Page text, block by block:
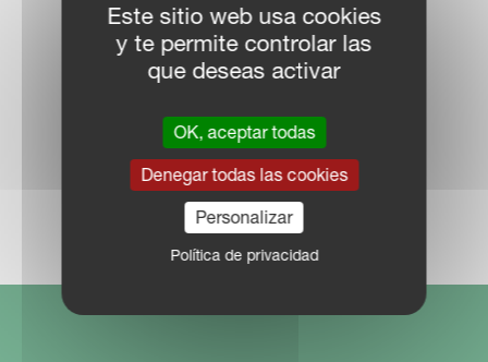
LOCALICE UN
DISTRIBUIDOR
RED COMERCIAL
Este sitio web usa cookies
y te permite controlar las
que deseas activar
OK, aceptar todas
Denegar todas las cookies
Personalizar
Política de privacidad